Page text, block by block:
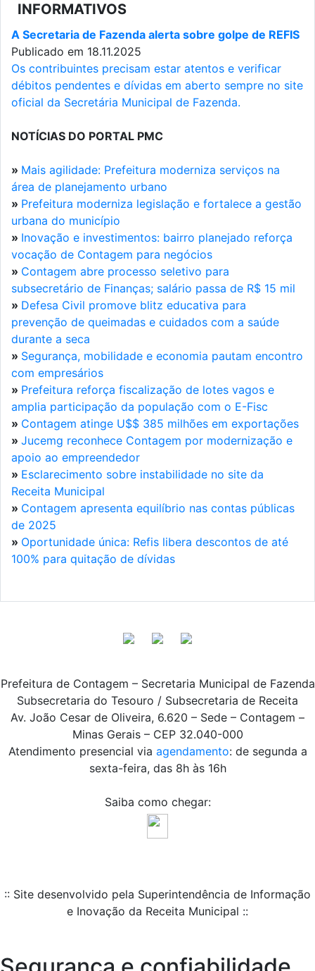
INFORMATIVOS
A Secretaria de Fazenda alerta sobre golpe de REFIS
Publicado em 18.11.2025
Os contribuintes precisam estar atentos e verificar
débitos pendentes e dívidas em aberto sempre no site
oficial da Secretária Municipal de Fazenda.
NOTÍCIAS DO PORTAL PMC
» Mais agilidade: Prefeitura moderniza serviços na
área de planejamento urbano
» Prefeitura moderniza legislação e fortalece a gestão
urbana do município
» Inovação e investimentos: bairro planejado reforça
vocação de Contagem para negócios
» Contagem abre processo seletivo para
subsecretário de Finanças; salário passa de R$ 15 mil
» Defesa Civil promove blitz educativa para
prevenção de queimadas e cuidados com a saúde
durante a seca
» Segurança, mobilidade e economia pautam encontro
com empresários
» Prefeitura reforça fiscalização de lotes vagos e
amplia participação da população com o E-Fisc
» Contagem atinge U$$ 385 milhões em exportações
» Jucemg reconhece Contagem por modernização e
apoio ao empreendedor
» Esclarecimento sobre instabilidade no site da
Receita Municipal
» Contagem apresenta equilíbrio nas contas públicas
de 2025
» Oportunidade única: Refis libera descontos de até
100% para quitação de dívidas
Prefeitura de Contagem – Secretaria Municipal de Fazenda
Subsecretaria do Tesouro / Subsecretaria de Receita
Av. João Cesar de Oliveira, 6.620 – Sede – Contagem –
Minas Gerais – CEP 32.040-000
Atendimento presencial via agendamento: de segunda a
sexta-feira, das 8h às 16h
Saiba como chegar:
:: Site desenvolvido pela Superintendência de Informação
e Inovação da Receita Municipal ::